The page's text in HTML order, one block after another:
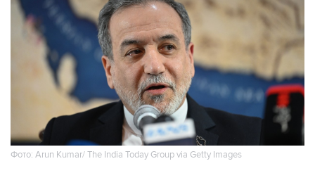
Фото: Arun Kumar/ The India Today Group via Getty Images